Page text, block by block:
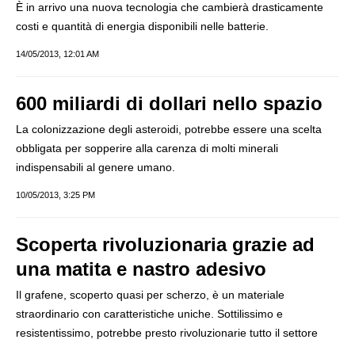
È in arrivo una nuova tecnologia che cambierà drasticamente
costi e quantità di energia disponibili nelle batterie.
14/05/2013, 12:01 AM
600 miliardi di dollari nello spazio
La colonizzazione degli asteroidi, potrebbe essere una scelta
obbligata per sopperire alla carenza di molti minerali
indispensabili al genere umano.
10/05/2013, 3:25 PM
Scoperta rivoluzionaria grazie ad
una matita e nastro adesivo
Il grafene, scoperto quasi per scherzo, è un materiale
straordinario con caratteristiche uniche. Sottilissimo e
resistentissimo, potrebbe presto rivoluzionarie tutto il settore